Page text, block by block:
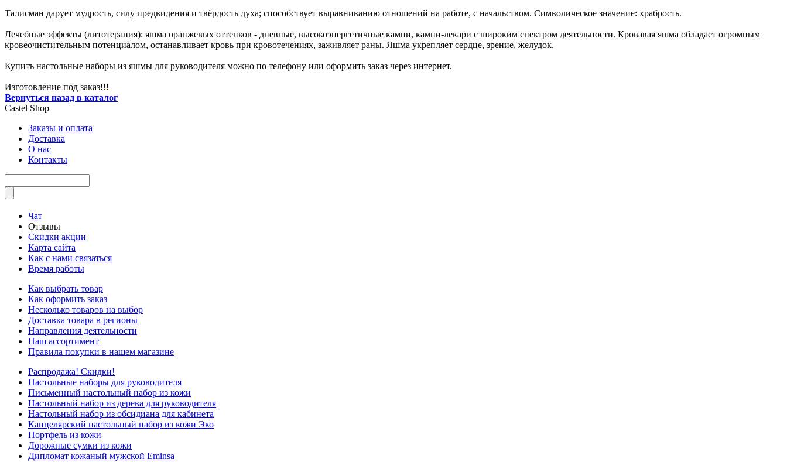
Талисман дарует мудрость, силу предвидения и твёрдость духа; способствует выравниванию отношений на работе, с начальством. Символическое значение: храбрость.
Лечебные эффекты (литотерапия): яшма оранжевых оттенков - дневные, высокоэнергетичные камни, камни-лекари с широким спектром деятельности. Кровавая яшма обладает огромным
кровеочистительным потенциалом, останавливает кровь при кровотечениях, заживляет раны. Яшма укрепляет сердце, зрение, желудок.
Купить настольные наборы из яшмы для руководителя можно по телефону или оформить заказ через интернет.
Изготовление под заказ!!!
Вернуться назад в каталог
Castel Shop
Заказы и оплата
Доставка
О нас
Контакты
Чат
Отзывы
Скидки акции
Карта сайта
Как с нами связаться
Время работы
Как выбрать товар
Как оформить заказ
Несколько товаров на выбор
Доставка товара в регионы
Направления деятельности
Наш ассортимент
Правила покупки в нашем магазине
Распродажа! Скидки!
Настольные наборы для руководителя
Письменный настольный набор из кожи
Настольный набор из дерева для руководителя
Настольный набор из обсидиана для кабинета
Канцелярский настольный набор из кожи Эко
Портфель из кожи
Дорожные сумки из кожи
Дипломат кожаный мужской Eminsa